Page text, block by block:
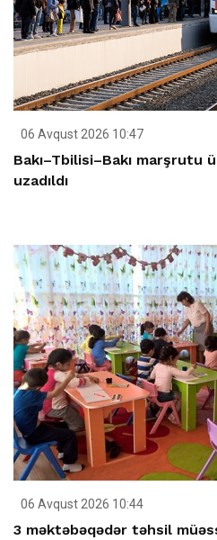
06 Avqust 2026 10:47
Bakı–Tbilisi–Bakı marşrutu
uzadıldı
06 Avqust 2026 10:44
3 məktəbəqədər təhsil